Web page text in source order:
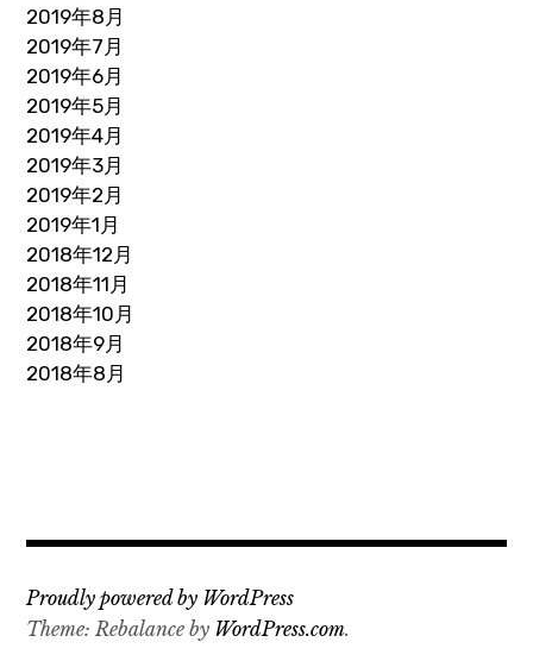
2019年8月
2019年7月
2019年6月
2019年5月
2019年4月
2019年3月
2019年2月
2019年1月
2018年12月
2018年11月
2018年10月
2018年9月
2018年8月
Proudly powered by WordPress
Theme: Rebalance by WordPress.com.